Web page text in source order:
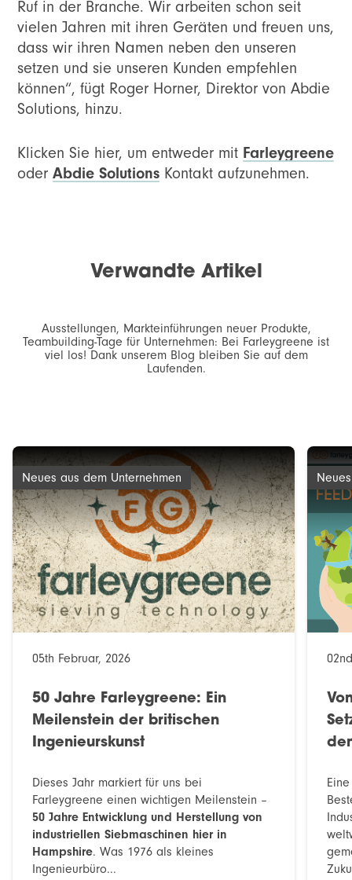
Ruf in der Branche. Wir arbeiten schon seit
vielen Jahren mit ihren Geräten und freuen uns,
dass wir ihren Namen neben den unseren
setzen und sie unseren Kunden empfehlen
können“, fügt Roger Horner, Direktor von Abdie
Solutions, hinzu.
Klicken Sie hier, um entweder mit Farleygreene
oderAbdie Solutions Kontakt aufzunehmen.
Verwandte Artikel
Ausstellungen, Markteinführungen neuer Produkte,
Teambuilding-Tage für Unternehmen: Bei Farleygreene ist
viel los! Dank unserem Blog bleiben Sie auf dem
Laufenden.
Neues aus dem Unternehmen
05th Februar, 2026
50 Jahre Farleygreene: Ein
Meilenstein der britischen
Ingenieurskunst
Dieses Jahr markiert für uns bei
Farleygreene einen wichtigen Meilenstein –
50 Jahre Entwicklung und Herstellung von
industriellen Siebmaschinen hier in
Hampshire. Was 1976 als kleines
Ingenieurbüro...